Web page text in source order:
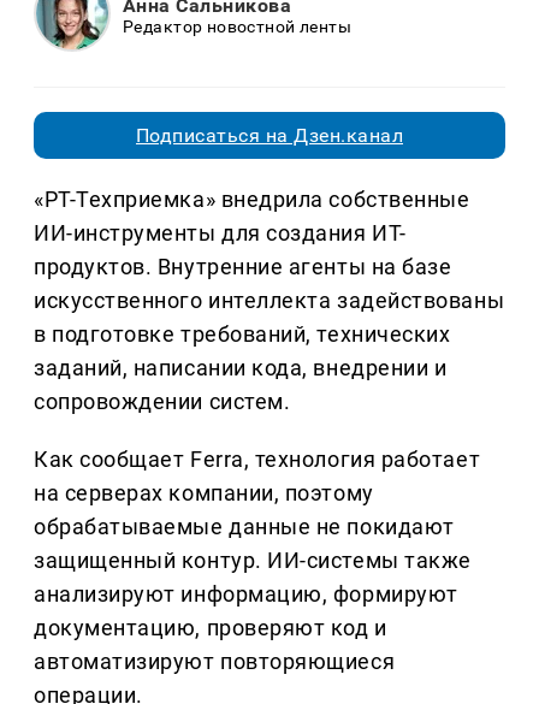
Анна Сальникова
Редактор новостной ленты
Подписаться на Дзен.канал
«РТ-Техприемка» внедрила собственные
ИИ-инструменты для создания ИТ-
продуктов. Внутренние агенты на базе
искусственного интеллекта задействованы
в подготовке требований, технических
заданий, написании кода, внедрении и
сопровождении систем.
Как сообщает Ferra, технология работает
на серверах компании, поэтому
обрабатываемые данные не покидают
защищенный контур. ИИ-системы также
анализируют информацию, формируют
документацию, проверяют код и
автоматизируют повторяющиеся
операции.